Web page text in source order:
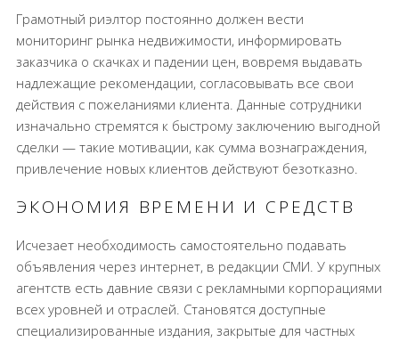
Грамотный риэлтор постоянно должен вести
мониторинг рынка недвижимости, информировать
заказчика о скачках и падении цен, вовремя выдавать
надлежащие рекомендации, согласовывать все свои
действия с пожеланиями клиента. Данные сотрудники
изначально стремятся к быстрому заключению выгодной
сделки — такие мотивации, как сумма вознаграждения,
привлечение новых клиентов действуют безотказно.
ЭКОНОМИЯ ВРЕМЕНИ И СРЕДСТВ
Исчезает необходимость самостоятельно подавать
объявления через интернет, в редакции СМИ. У крупных
агентств есть давние связи с рекламными корпорациями
всех уровней и отраслей. Становятся доступные
специализированные издания, закрытые для частных